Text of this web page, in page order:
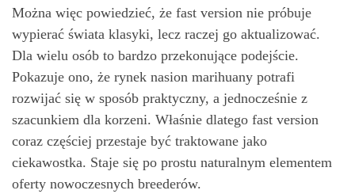
Można więc powiedzieć, że fast version nie próbuje
wypierać świata klasyki, lecz raczej go aktualizować.
Dla wielu osób to bardzo przekonujące podejście.
Pokazuje ono, że rynek nasion marihuany potrafi
rozwijać się w sposób praktyczny, a jednocześnie z
szacunkiem dla korzeni. Właśnie dlatego fast version
coraz częściej przestaje być traktowane jako
ciekawostka. Staje się po prostu naturalnym elementem
oferty nowoczesnych breederów.